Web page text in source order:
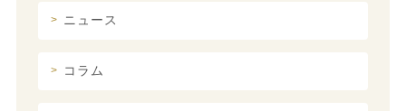
ニュース
コラム